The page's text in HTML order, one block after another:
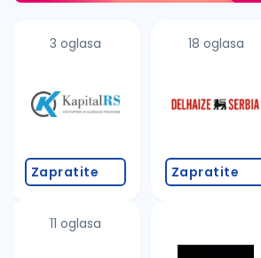
3 oglasa
Zapratite
11 oglasa
18 oglasa
Zapratite